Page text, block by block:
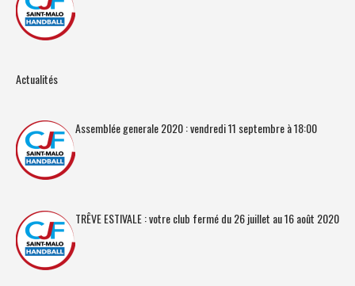
Actualités
Assemblée generale 2020 : vendredi 11 septembre à 18:00
TRÊVE ESTIVALE : votre club fermé du 26 juillet au 16 août 2020